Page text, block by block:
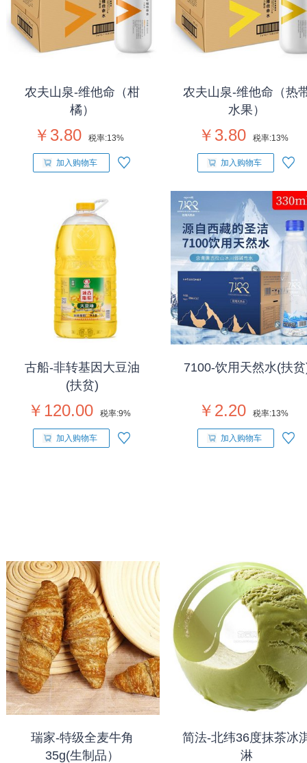
农夫山泉-维他命（柑
橘）
￥3.80 税率:13%
加入购物车
农夫山泉-维他命（热
水果）
￥3.80 税率:13%
加入购物车
古船-非转基因大豆油
(扶贫)
￥120.00 税率:9%
加入购物车
7100-饮用天然水(扶
￥2.20 税率:13%
加入购物车
瑞家-特级全麦牛角
35g(生制品）
简法-北纬36度抹茶冰
淋